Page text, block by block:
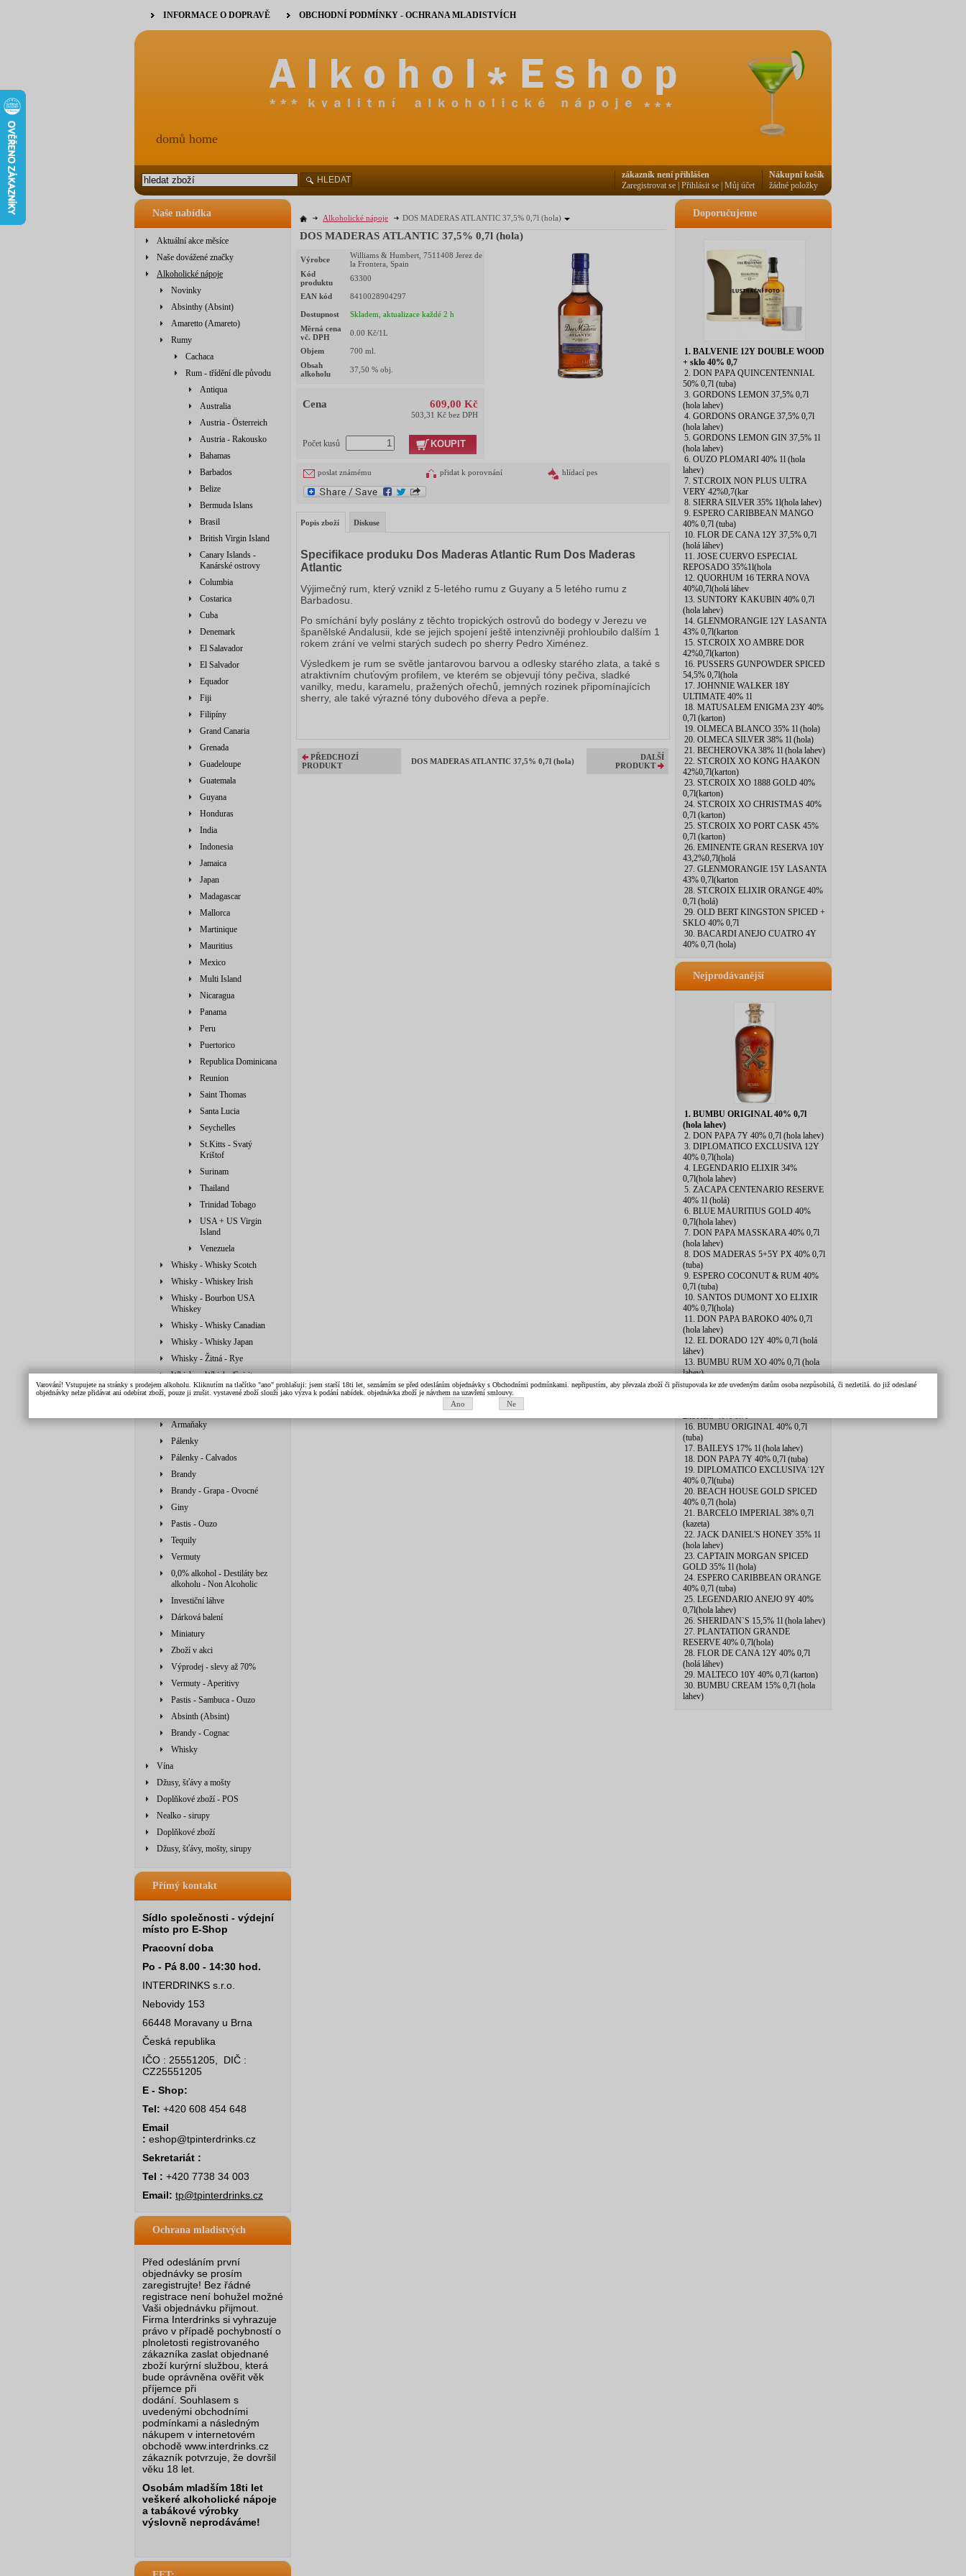
Naše nabídka
Aktuální akce měsíce
Naše dovážené značky
Alkoholické nápoje
Novinky
Absinthy (Absint)
Amaretto (Amareto)
Rumy
Cachaca
Rum - třídění dle původu
Antiqua
Australia
Austria - Österreich
Austria - Rakousko
Bahamas
Barbados
Belize
Bermuda Islans
Brasil
British Virgin Island
Canary Islands -
Kanárské ostrovy
Columbia
Costarica
Cuba
Denemark
El Salavador
El Salvador
Equador
Fiji
Filipíny
Grand Canaria
Grenada
Guadeloupe
Guatemala
Guyana
Honduras
India
Indonesia
Jamaica
Japan
Madagascar
Mallorca
Martinique
Mauritius
Mexico
Multi Island
Nicaragua
Panama
Peru
Puertorico
Republica Dominicana
Reunion
Saint Thomas
Santa Lucia
Seychelles
St.Kitts - Svatý
Krištof
Surinam
Thailand
Trinidad Tobago
USA + US Virgin
Island
Venezuela
Whisky - Whisky Scotch
Whisky - Whiskey Irish
Whisky - Bourbon USA
Whiskey
Whisky - Whisky Canadian
Whisky - Whisky Japan
Whisky - Žitná - Rye
Whisky - Whisky/Spirit
Vodky
Armaňaky
Pálenky
Pálenky - Calvados
Brandy
Brandy - Grapa - Ovocné
Giny
Pastis - Ouzo
Tequily
Vermuty
0,0% alkohol - Destiláty bez
alkoholu - Non Alcoholic
Investiční láhve
Dárková balení
Miniatury
Zboží v akci
Výprodej - slevy až 70%
Vermuty - Aperitivy
Pastis - Sambuca - Ouzo
Absinth (Absint)
Brandy - Cognac
Whisky
Vína
Džusy, šťávy a mošty
Doplňkové zboží - POS
Nealko - sirupy
Doplňkové zboží
Džusy, šťávy, mošty, sirupy
Přímý kontakt
Sídlo společnosti - výdejní
místo pro E-Shop
Pracovní doba
Po - Pá 8.00 - 14:30 hod.
INTERDRINKS s.r.o.
Nebovidy 153
66448 Moravany u Brna
Česká republika
IČO : 25551205, DIČ :
CZ25551205
E - Shop:
Tel: +420 608 454 648
Email
: eshop@tpinterdrinks.cz
Sekretariát :
Tel : +420 7738 34 003
Email: tp@tpinterdrinks.cz
Ochrana mladistvých
Před odesláním první
objednávky se prosím
zaregistrujte! Bez řádné
registrace není bohužel možné
Vaši objednávku přijmout.
Firma Interdrinks si vyhrazuje
právo v případě pochybností o
plnoletosti registrovaného
zákazníka zaslat objednané
zboží kurýrní službou, která
bude oprávněna ověřit věk
příjemce při
dodání. Souhlasem s
uvedenými obchodními
podmínkami a následným
nákupem v internetovém
obchodě www.interdrinks.cz
zákazník potvrzuje, že dovršil
věku 18 let.
Osobám mladším 18ti let
veškeré alkoholické nápoje
a tabákové výrobky
výslovně neprodáváme!
Alkoholické nápoje DOS MADERAS ATLANTIC 37,5% 0,7l (hola)
DOS MADERAS ATLANTIC 37,5% 0,7l (hola)
Výrobce
Williams & Humbert, 7511408 Jerez de
la Frontera, Spain
Kód
produktu
63300
EAN kód 8410028904297
Dostupnost
Skladem, aktualizace každé 2 h
Měrná cena
vč. DPH
0.00 Kč/1L
Objem 700 ml.
Obsah
alkoholu
37,50 % obj.
Cena 609,00 Kč
503,31 Kč bez DPH
Počet kusů KOUPIT
poslat známému přidat k porovnání hlídací pes
Popis zboží Diskuse
Specifikace produku Dos Maderas Atlantic Rum Dos Maderas
Atlantic
Výjimečný rum, který vznikl z 5-letého rumu z Guyany a 5 letého rumu z
Barbadosu.
Po smíchání byly poslány z těchto tropických ostrovů do bodegy v Jerezu ve
španělské Andalusii, kde se jejich spojení ještě intenzivněji prohloubilo dalším 1
rokem zrání ve velmi starých sudech po sherry Pedro Ximénez.
Výsledkem je rum se světle jantarovou barvou a odlesky starého zlata, a také s
atraktivním chuťovým profilem, ve kterém se objevují tóny pečiva, sladké
vanilky, medu, karamelu, pražených ořechů, jemných rozinek připomínajících
sherry, ale také výrazné tóny dubového dřeva a pepře.
PŘEDCHOZÍ
PRODUKT
DOS MADERAS ATLANTIC 37,5% 0,7l (hola)
DALŠÍ
PRODUKT
Doporučujeme
1. BALVENIE 12Y DOUBLE WOOD
+ sklo 40% 0,7
2. DON PAPA QUINCENTENNIAL
50% 0,7l (tuba)
3. GORDONS LEMON 37,5% 0,7l
(hola lahev)
4. GORDONS ORANGE 37,5% 0,7l
(hola lahev)
5. GORDONS LEMON GIN 37,5% 1l
(hola lahev)
6. OUZO PLOMARI 40% 1l (hola
lahev)
7. ST.CROIX NON PLUS ULTRA
VERY 42%0,7(kar
8. SIERRA SILVER 35% 1l(hola lahev)
9. ESPERO CARIBBEAN MANGO
40% 0,7l (tuba)
10. FLOR DE CANA 12Y 37,5% 0,7l
(holá láhev)
11. JOSE CUERVO ESPECIAL
REPOSADO 35%1l(hola
12. QUORHUM 16 TERRA NOVA
40%0,7l(holá láhev
13. SUNTORY KAKUBIN 40% 0,7l
(hola lahev)
14. GLENMORANGIE 12Y LASANTA
43% 0,7l(karton
15. ST.CROIX XO AMBRE DOR
42%0,7l(karton)
16. PUSSERS GUNPOWDER SPICED
54,5% 0,7l(hola
17. JOHNNIE WALKER 18Y
ULTIMATE 40% 1l
18. MATUSALEM ENIGMA 23Y 40%
0,7l (karton)
19. OLMECA BLANCO 35% 1l (hola)
20. OLMECA SILVER 38% 1l (hola)
21. BECHEROVKA 38% 1l (hola lahev)
22. ST.CROIX XO KONG HAAKON
42%0,7l(karton)
23. ST.CROIX XO 1888 GOLD 40%
0,7l(karton)
24. ST.CROIX XO CHRISTMAS 40%
0,7l (karton)
25. ST.CROIX XO PORT CASK 45%
0,7l (karton)
26. EMINENTE GRAN RESERVA 10Y
43,2%0,7l(holá
27. GLENMORANGIE 15Y LASANTA
43% 0,7l(karton
28. ST.CROIX ELIXIR ORANGE 40%
0,7l (holá)
29. OLD BERT KINGSTON SPICED +
SKLO 40% 0,7l
30. BACARDI ANEJO CUATRO 4Y
40% 0,7l (hola)
Nejprodávanější
1. BUMBU ORIGINAL 40% 0,7l
(hola lahev)
2. DON PAPA 7Y 40% 0,7l (hola lahev)
3. DIPLOMATICO EXCLUSIVA 12Y
40% 0,7l(hola)
4. LEGENDARIO ELIXIR 34%
0,7l(hola lahev)
5. ZACAPA CENTENARIO RESERVE
40% 1l (holá)
6. BLUE MAURITIUS GOLD 40%
0,7l(hola lahev)
7. DON PAPA MASSKARA 40% 0,7l
(hola lahev)
8. DOS MADERAS 5+5Y PX 40% 0,7l
(tuba)
9. ESPERO COCONUT & RUM 40%
0,7l (tuba)
10. SANTOS DUMONT XO ELIXIR
40% 0,7l(hola)
11. DON PAPA BAROKO 40% 0,7l
(hola lahev)
12. EL DORADO 12Y 40% 0,7l (holá
láhev)
13. BUMBU RUM XO 40% 0,7l (hola
lahev)
14. PAMPERO ANIVERSARIO 40%
2xSKLO 40% 0.7l
16. BUMBU ORIGINAL 40% 0,7l
(tuba)
17. BAILEYS 17% 1l (hola lahev)
18. DON PAPA 7Y 40% 0,7l (tuba)
19. DIPLOMATICO EXCLUSIVA˙12Y
40% 0,7l(tuba)
20. BEACH HOUSE GOLD SPICED
40% 0,7l (hola)
21. BARCELO IMPERIAL 38% 0,7l
(kazeta)
22. JACK DANIEL'S HONEY 35% 1l
(hola lahev)
23. CAPTAIN MORGAN SPICED
GOLD 35% 1l (hola)
24. ESPERO CARIBBEAN ORANGE
40% 0,7l (tuba)
25. LEGENDARIO ANEJO 9Y 40%
0,7l(hola lahev)
26. SHERIDAN`S 15,5% 1l (hola lahev)
27. PLANTATION GRANDE
RESERVE 40% 0,7l(hola)
28. FLOR DE CANA 12Y 40% 0,7l
(holá láhev)
29. MALTECO 10Y 40% 0,7l (karton)
30. BUMBU CREAM 15% 0,7l (hola
lahev)
INFORMACE O DOPRAVĚ OBCHODNÍ PODMÍNKY - OCHRANA MLADISTVÍCH
domů home
HLEDAT
Nákupní košík
žádné položky
zákazník není přihlášen
Zaregistrovat se Přihlásit se Můj účet
Varování! Vstupujete na stránky s prodejem alkoholu. Kliknutím na tlačítko "ano" prohlašuji: jsem starší 18ti let, seznámím se před odesláním objednávky s Obchodními podmínkami. nepřipustím, aby převzala zboží či přistupovala ke zde uvedeným datům osoba nezpůsobilá, či nezletilá. do již odeslané
objednávky nelze přidávat ani odebírat zboží, pouze ji zrušit. vystavené zboží slouží jako výzva k podání nabídek. objednávka zboží je návrhem na uzavření smlouvy.
Ano Ne